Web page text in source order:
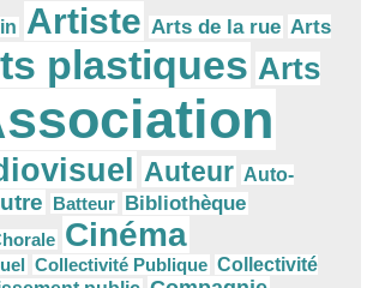
Artiste Arts de la rue Arts
plastiques Arts
Auteur Auto-
Batteur Bibliothèque
Cinéma
Collectivité Publique Collectivité